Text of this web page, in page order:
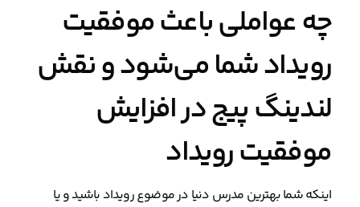
چه عواملی باعث موفقیت
رویداد شما می‌شود و نقش
لندینگ پیج در افزایش
موفقیت رویداد
اینکه شما بهترین مدرس دنیا در موضوع رویداد باشید و یا